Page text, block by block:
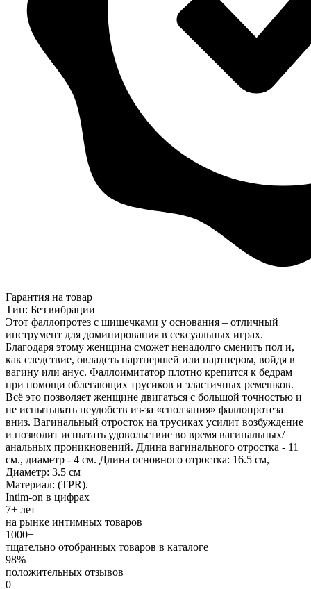
Гарантия на товар
Тип: Без вибрации
Этот фаллопротез с шишечками у основания – отличный
инструмент для доминирования в сексуальных играх.
Благодаря этому женщина сможет ненадолго сменить пол и,
как следствие, овладеть партнершей или партнером, войдя в
вагину или анус. Фаллоимитатор плотно крепится к бедрам
при помощи облегающих трусиков и эластичных ремешков.
Всё это позволяет женщине двигаться с большой точностью и
не испытывать неудобств из-за «сползания» фаллопротеза
вниз. Вагинальный отросток на трусиках усилит возбуждение
и позволит испытать удовольствие во время вагинальных/
анальных проникновений. Длина вагинального отростка - 11
см., диаметр - 4 см. Длина основного отростка: 16.5 см,
Диаметр: 3.5 см
Материал: (TPR).
Intim-on в цифрах
7+ лет
на рынке интимных товаров
1000+
тщательно отобранных товаров в каталоге
98%
положительных отзывов
0